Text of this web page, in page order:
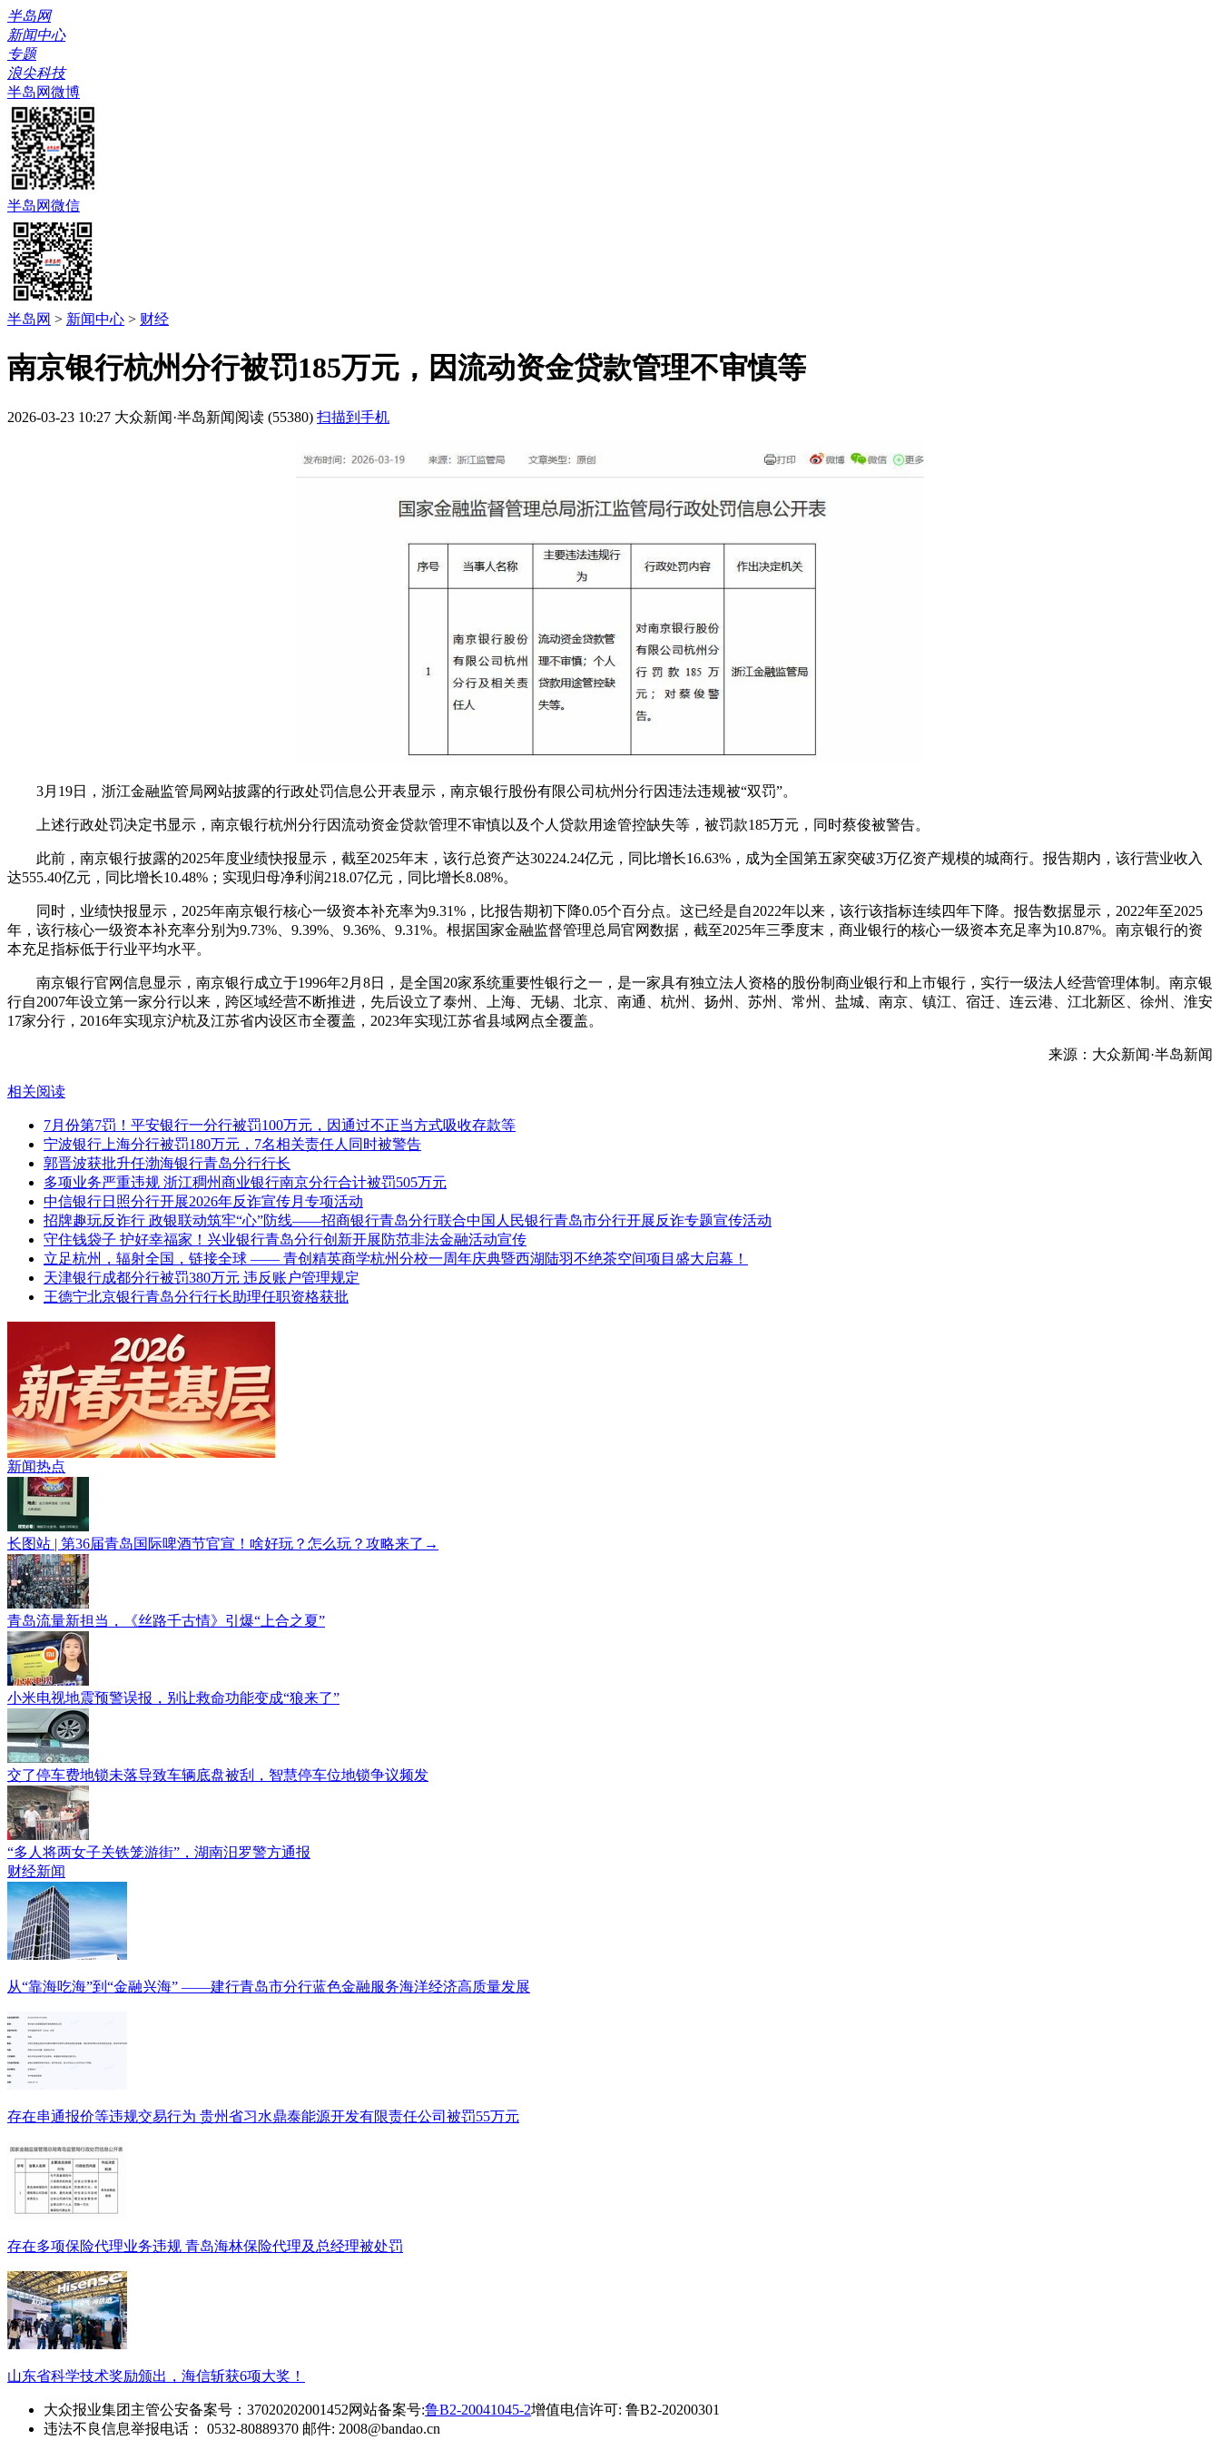
半岛网
新闻中心
专题
浪尖科技
半岛网微博
半岛网微信
半岛网 > 新闻中心 > 财经
南京银行杭州分行被罚185万元，因流动资金贷款管理不审慎等
2026-03-23 10:27 大众新闻·半岛新闻阅读 (55380) 扫描到手机
3月19日，浙江金融监管局网站披露的行政处罚信息公开表显示，南京银行股份有限公司杭州分行因违法违规被“双罚”。
上述行政处罚决定书显示，南京银行杭州分行因流动资金贷款管理不审慎以及个人贷款用途管控缺失等，被罚款185万元，同时蔡俊被警告。
此前，南京银行披露的2025年度业绩快报显示，截至2025年末，该行总资产达30224.24亿元，同比增长16.63%，成为全国第五家突破3万亿资产规模的城商行。报告期内，该行营业收入
达555.40亿元，同比增长10.48%；实现归母净利润218.07亿元，同比增长8.08%。
同时，业绩快报显示，2025年南京银行核心一级资本补充率为9.31%，比报告期初下降0.05个百分点。这已经是自2022年以来，该行该指标连续四年下降。报告数据显示，2022年至2025
年，该行核心一级资本补充率分别为9.73%、9.39%、9.36%、9.31%。根据国家金融监督管理总局官网数据，截至2025年三季度末，商业银行的核心一级资本充足率为10.87%。南京银行的资
本充足指标低于行业平均水平。
南京银行官网信息显示，南京银行成立于1996年2月8日，是全国20家系统重要性银行之一，是一家具有独立法人资格的股份制商业银行和上市银行，实行一级法人经营管理体制。南京银
行自2007年设立第一家分行以来，跨区域经营不断推进，先后设立了泰州、上海、无锡、北京、南通、杭州、扬州、苏州、常州、盐城、南京、镇江、宿迁、连云港、江北新区、徐州、淮安
17家分行，2016年实现京沪杭及江苏省内设区市全覆盖，2023年实现江苏省县域网点全覆盖。
来源：大众新闻·半岛新闻
相关阅读
7月份第7罚！平安银行一分行被罚100万元，因通过不正当方式吸收存款等
宁波银行上海分行被罚180万元，7名相关责任人同时被警告
郭晋波获批升任渤海银行青岛分行行长
多项业务严重违规 浙江稠州商业银行南京分行合计被罚505万元
中信银行日照分行开展2026年反诈宣传月专项活动
招牌趣玩反诈行 政银联动筑牢“心”防线——招商银行青岛分行联合中国人民银行青岛市分行开展反诈专题宣传活动
守住钱袋子 护好幸福家！兴业银行青岛分行创新开展防范非法金融活动宣传
立足杭州，辐射全国，链接全球 —— 青创精英商学杭州分校一周年庆典暨西湖陆羽不绝茶空间项目盛大启幕！
天津银行成都分行被罚380万元 违反账户管理规定
王德宁北京银行青岛分行行长助理任职资格获批
2026新春走基层
新闻热点
长图站 | 第36届青岛国际啤酒节官宣！啥好玩？怎么玩？攻略来了→
青岛流量新担当，《丝路千古情》引爆“上合之夏”
小米电视地震预警误报，别让救命功能变成“狼来了”
交了停车费地锁未落导致车辆底盘被刮，智慧停车位地锁争议频发
“多人将两女子关铁笼游街”，湖南汨罗警方通报
财经新闻
从“靠海吃海”到“金融兴海” ——建行青岛市分行蓝色金融服务海洋经济高质量发展
存在串通报价等违规交易行为 贵州省习水鼎泰能源开发有限责任公司被罚55万元
存在多项保险代理业务违规 青岛海林保险代理及总经理被处罚
山东省科学技术奖励颁出，海信斩获6项大奖！
大众报业集团主管公安备案号：37020202001452网站备案号:鲁B2-20041045-2增值电信许可: 鲁B2-20200301
违法不良信息举报电话： 0532-80889370 邮件: 2008@bandao.cn